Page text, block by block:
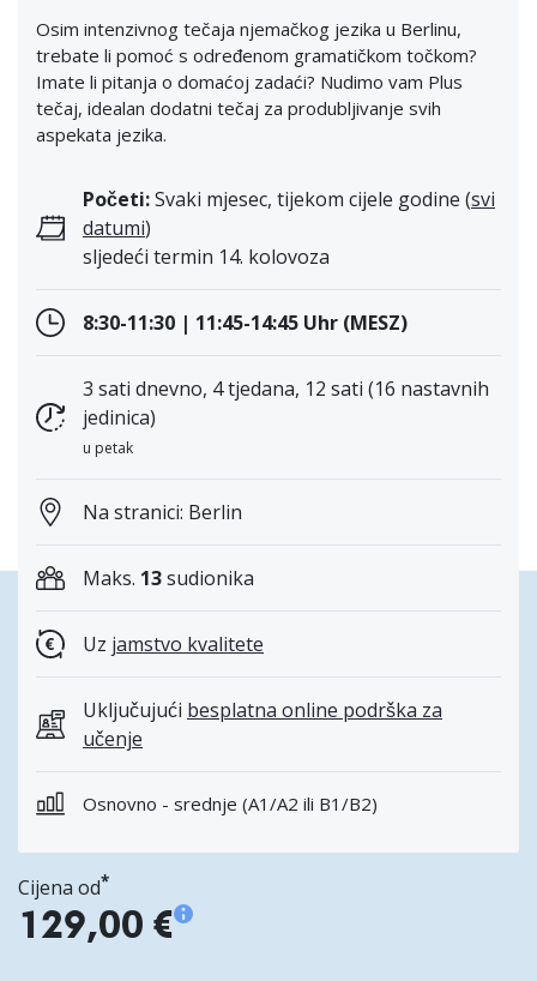
Osim intenzivnog tečaja njemačkog jezika u Berlinu,
trebate li pomoć s određenom gramatičkom točkom?
Imate li pitanja o domaćoj zadaći? Nudimo vam Plus
tečaj, idealan dodatni tečaj za produbljivanje svih
aspekata jezika.
Početi:Svaki mjesec, tijekom cijele godine (svi
datumi)
sljedeći termin 14. kolovoza
8:30-11:30 | 11:45-14:45 Uhr (MESZ)
3 sati dnevno, 4 tjedana, 12 sati (16 nastavnih
jedinica)
u petak
Na stranici: Berlin
Maks. 13sudionika
Uz jamstvo kvalitete
Uključujući besplatna online podrška za
učenje
Osnovno - srednje (A1/A2 ili B1/B2)
Cijena od*
129,00 €